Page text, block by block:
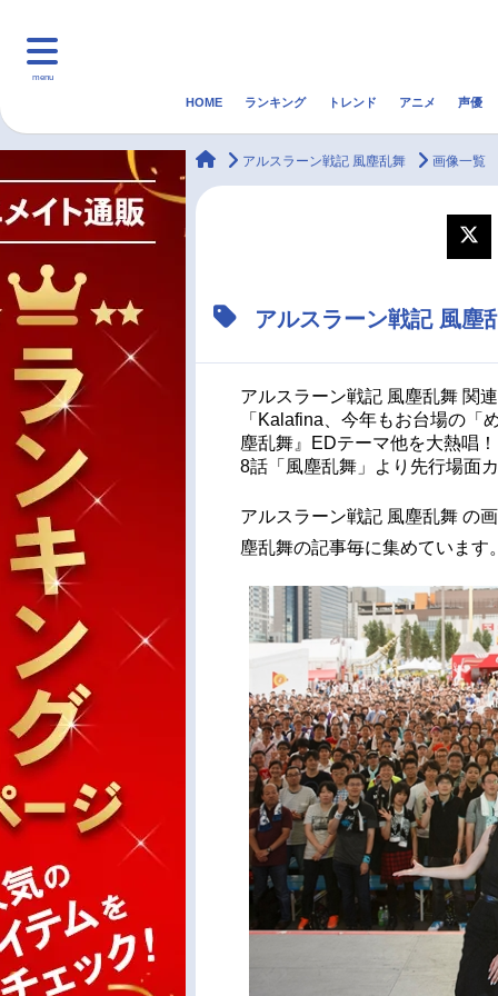
menu
マンガ・ラノベ 音楽
アニメ記事一覧
声優記事一覧
HOME ランキング トレンド アニメ 声優
animateTimes
アルスラーン戦記 風塵乱舞 画像一覧
アルスラーン戦記 風塵
アルスラーン戦記 風塵乱舞 関
「Kalafina、今年もお台場の
塵乱舞』EDテーマ他を大熱唱
8話「風塵乱舞」より先行場面
アルスラーン戦記 風塵乱舞 の
塵乱舞の記事毎に集めています